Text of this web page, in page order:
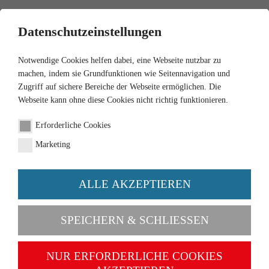
1:87
Hinterkippersattelzug
Artikel-Nr. 067707
Datenschutzeinstellungen
Notwendige Cookies helfen dabei, eine Webseite nutzbar zu
machen, indem sie Grundfunktionen wie Seitennavigation und
Zugriff auf sichere Bereiche der Webseite ermöglichen. Die
Webseite kann ohne diese Cookies nicht richtig funktionieren.
Erforderliche Cookies
Marketing
ALLE AKZEPTIEREN
SPEICHERN & SCHLIESSEN
NUR ERFORDERLICHE COOKIES